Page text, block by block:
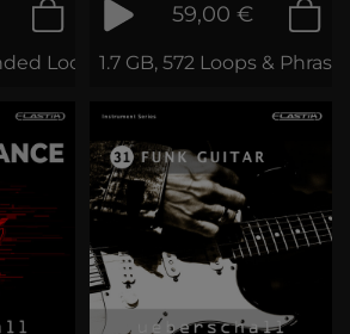
Loops & Phrases
59,00 €
1.7 GB, 572 Loops &